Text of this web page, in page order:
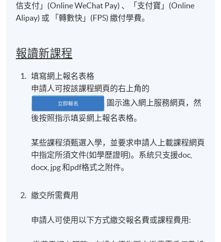
信支付」(Online WeChat Pay) 、「支付寶」(Online
Alipay) 或 「轉數快」(FPS) 繳付學費。
報讀新課程
填寫網上報名表格
申請人可按該課程網頁的右上角的
圖示進入網上服務網頁，然
後按照指示填妥網上報名表格。
某些課程須甄選入學，並要求申請人上載課程網頁
中指定所須文件(如學歷證明)。系統只支援doc,
docx, jpg 和pdf格式之附件。
繳交所需費用
申請人可使用以下方式繳交報名費或課程費用: